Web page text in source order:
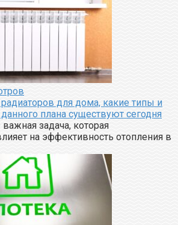
для дома, какие типы и
плана существуют сегодня
задача, которая
на эффективность отопления в